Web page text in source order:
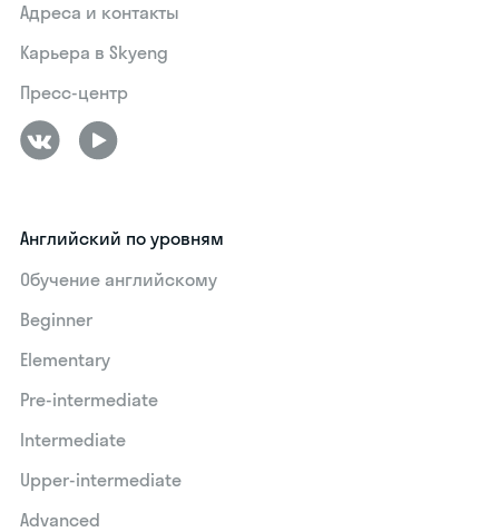
Адреса и контакты
Карьера в Skyeng
Пресс-центр
Английский по уровням
Обучение английскому
Beginner
Elementary
Pre-intermediate
Intermediate
Upper-intermediate
Advanced